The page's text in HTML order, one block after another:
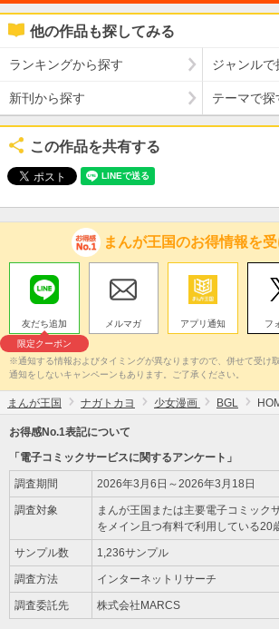
他の作品も探してみる
ランキングから探す ジャンルで
新刊から探す テーマで探
この作品を共有する
まんが王国のお得情報を
友だち追加
限定クーポン
メルマガ アプリ通知 フ
※通知する情報およびタイミングが異なりますので、併せて受け
通知をしないキャンペーンもあります。ご了承ください。
まんが王国 ナガトカヨ 少女漫画 BGL
お得感No.1表記について
「電子コミックサービスに関するアンケート」
調査期間 2026年3月6日～2026年3月18日
調査対象
まんが王国または主要電子コミック
をメイン且つ有料で利用している20
サンプル数 1,236サンプル
調査方法 インターネットリサーチ
調査委託先 株式会社MARCS